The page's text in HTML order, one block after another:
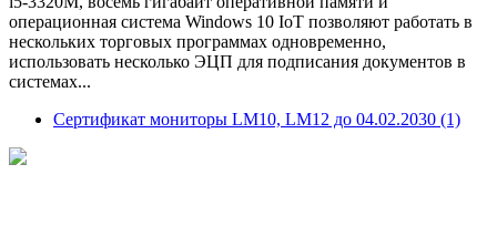
операционная система Windows 10 IoT позволяют работать в
нескольких торговых программах одновременно,
использовать несколько ЭЦП для подписания документов в
системах...
Сертификат мониторы LM10, LM12 до 04.02.2030 (1)